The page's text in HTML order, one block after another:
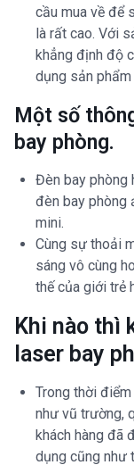
cầu mua về để
là rất cao. Với
khẳng định độ
dụng sản
Một số
bay phòng.
Đèn bay phòng
đèn bay phòng
mini.
Cùng sự thoải
sáng vô cùng
thế của giới trẻ
Khi nào thì
laser bay
Trong thời
như vũ trường,
khách hàng đã
dụng cũng như